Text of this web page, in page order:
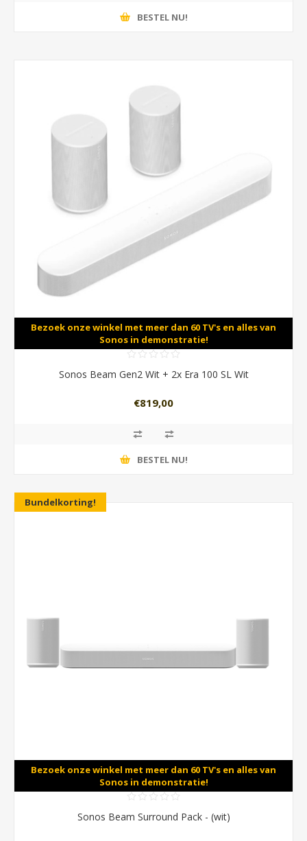
BESTEL NU!
Bezoek onze winkel met meer dan 60 TV's en alles van
Sonos in demonstratie!
Sonos Beam Gen2 Wit + 2x Era 100 SL Wit
€819,00
BESTEL NU!
Bundelkorting!
Bezoek onze winkel met meer dan 60 TV's en alles van
Sonos in demonstratie!
Sonos Beam Surround Pack - (wit)